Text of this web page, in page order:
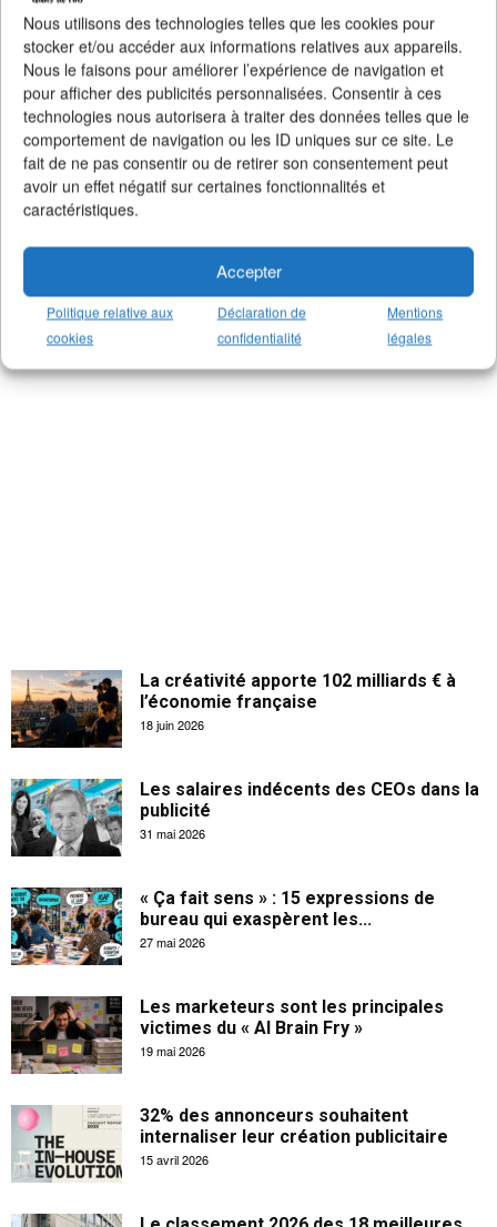
Nous utilisons des technologies telles que les cookies pour
stocker et/ou accéder aux informations relatives aux appareils.
Nous le faisons pour améliorer l’expérience de navigation et
pour afficher des publicités personnalisées. Consentir à ces
technologies nous autorisera à traiter des données telles que le
comportement de navigation ou les ID uniques sur ce site. Le
fait de ne pas consentir ou de retirer son consentement peut
avoir un effet négatif sur certaines fonctionnalités et
caractéristiques.
Accepter
Politique relative aux
cookies
Déclaration de
confidentialité
Mentions
légales
Faites un don !
Pour qu'Un Job dans la Pubcontinue d'exister, de s'améliorer et
de rester 100% gratuit + illimité,soutenez le site via Tipeee
Suivez l'actualité de l'emploi dans la
communication sur :
>Notre (nouvelle) page LinkedIn
(+5K fans)
Notre newsletter emploi(+3K abonnés)
Notre compte Twitter (+5K followers)
La créativité apporte 102 milliards € à
l’économie française
18 juin 2026
Les salaires indécents des CEOs dans la
publicité
31 mai 2026
« Ça fait sens » : 15 expressions de
bureau qui exaspèrent les...
27 mai 2026
Les marketeurs sont les principales
victimes du « AI Brain Fry »
19 mai 2026
32% des annonceurs souhaitent
internaliser leur création publicitaire
15 avril 2026